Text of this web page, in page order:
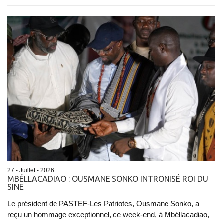
27 - Juillet - 2026
MBÉLLACADIAO : OUSMANE SONKO INTRONISÉ ROI DU
SINE
Le président de PASTEF-Les Patriotes, Ousmane Sonko, a
reçu un hommage exceptionnel, ce week-end, à Mbéllacadiao,